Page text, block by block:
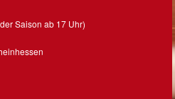
Saison ab 17 Uhr)